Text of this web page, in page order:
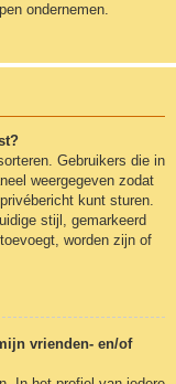
ondernemen.
Gebruikers die in
weergegeven zodat
kunt sturen.
stijl, gemarkeerd
worden zijn of
vrienden- en/of